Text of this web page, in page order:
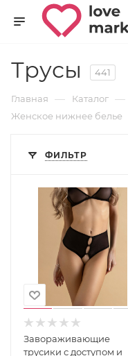
Трусы 441
Главная — Каталог —
Женское нижнее белье
ФИЛЬТР
Завораживающие
трусики с доступом и